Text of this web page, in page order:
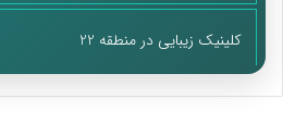
کلینیک زیبایی در منطقه 22